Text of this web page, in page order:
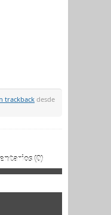
trackbackdesde
(0)